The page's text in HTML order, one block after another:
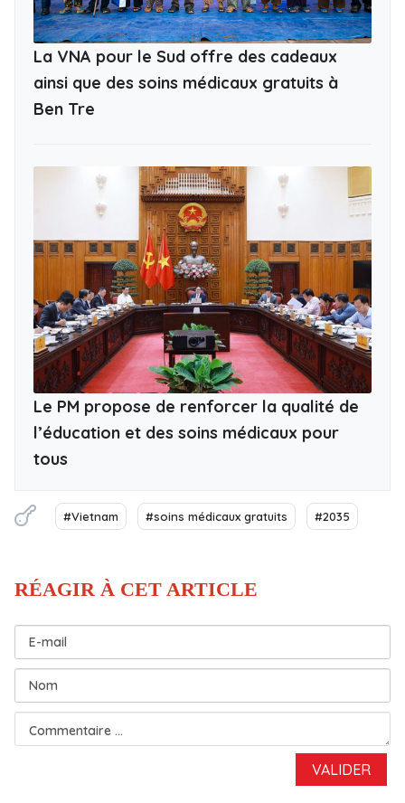
La VNA pour le Sud offre des cadeaux
ainsi que des soins médicaux gratuits à
Ben Tre
Le PM propose de renforcer la qualité de
l’éducation et des soins médicaux pour
tous
#Vietnam #soins médicaux gratuits #2035